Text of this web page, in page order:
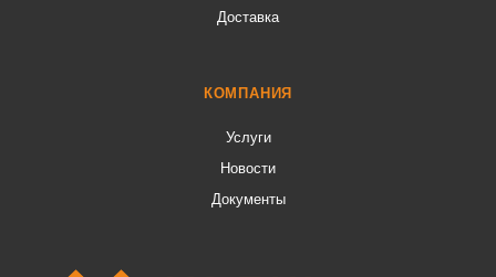
Доставка
КОМПАНИЯ
Услуги
Новости
Документы